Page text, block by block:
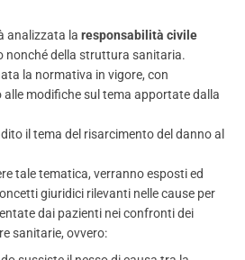
analizzata la responsabilità civile
nonché della struttura sanitaria.
la normativa in vigore, con
modifiche sul tema apportate dalla
il tema del risarcimento del danno al
tale tematica, verranno esposti ed
giuridici rilevanti nelle cause per
dai pazienti nei confronti dei
sanitarie, ovvero: